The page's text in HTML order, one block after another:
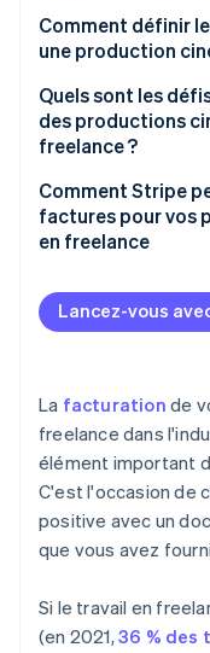
Stripe
Découvrez
Regarder la
Ajouter un titre ou
Utiliser des
au cinéma
Détailler les
Inclure les frais
Prendre en
d’utilisation
Mentionner les
échéant
remboursables
Refléter votre
Utiliser des termes
Inclure un
Comment définir
une production
Établir des
Exiger un acompte
Définir un
Énoncer les
Traiter les
Faire preuve de
raisonnable
Quels sont les
des productions
freelance ?
Retards de
Dérive des
Malentendu sur
Livrables peu clairs
Facturation des
Non-paiement
Comment Stripe
factures pour vos
en freelance
Création de
Options de
Aide pour les
Intégration du
Lancez-vous
La facturation de
freelance dans
élément important
C'est l'occasion de
positive avec un
que vous avez
Si le travail en
(en 2021, 36 % des